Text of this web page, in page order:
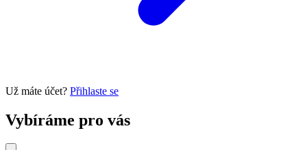
Už máte účet? Přihlaste se
Vybíráme pro vás